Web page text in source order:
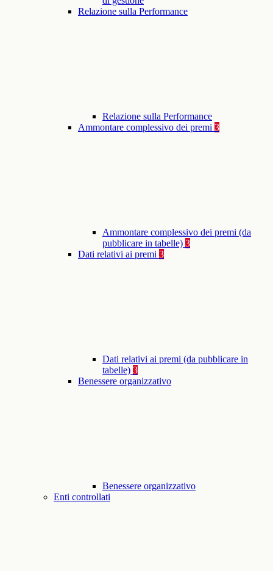
Relazione sulla Performance
Relazione sulla Performance
Ammontare complessivo dei premi 3
Ammontare complessivo dei premi (da
pubblicare in tabelle) 3
Dati relativi ai premi 3
Dati relativi ai premi (da pubblicare in
tabelle) 3
Benessere organizzativo
Benessere organizzativo
Enti controllati